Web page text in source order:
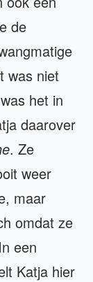
de
was niet
het in
daarover
. Ze
weer
maar
omdat ze
een
Katja hier